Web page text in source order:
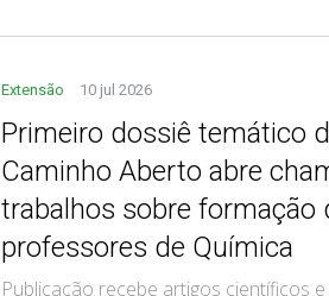
Extensão 10 jul 2026
Primeiro dossiê temático
Caminho Aberto abre
trabalhos sobre formação
professores de Química
Publicação recebe artigos científicos